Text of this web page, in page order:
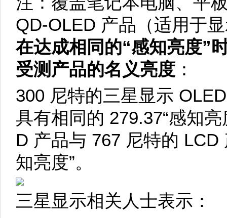
QD-OLED 产品（适用于
在达成相同的“感知亮度”
受测产品的名义亮度 ：
300 尼特的三星显示
具有相同的 279.37“感知
D 产品与 767 尼特的 LCD
知亮度”。
三星显示相关人士表示：